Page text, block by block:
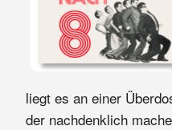
liegt es an einer
der nachdenklich